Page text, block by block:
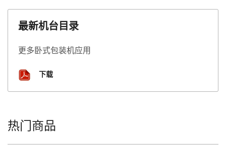
最新机台目录
更多卧式包装机应用
下载
热门商品